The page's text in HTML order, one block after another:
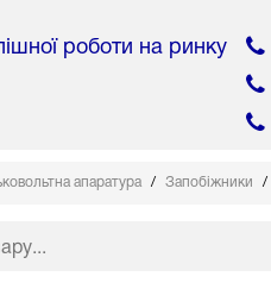
роботи на ринку
апаратура Запобіжники